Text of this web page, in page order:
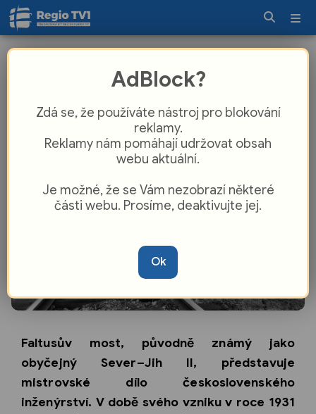
Památkou měsíce je Faltusův most
Faltusův most, původně známý jako
obyčejný Sever–Jih II, představuje
mistrovské dílo československého
inženýrství. V době svého vzniku v roce 1931
AdBlock?
Zdá se, že používáte nástroj pro blokování
reklamy.
Reklamy nám pomáhají udržovat obsah
webu aktuální.
Je možné, že se Vám nezobrazí některé
části webu. Prosíme, deaktivujte jej.
Ok